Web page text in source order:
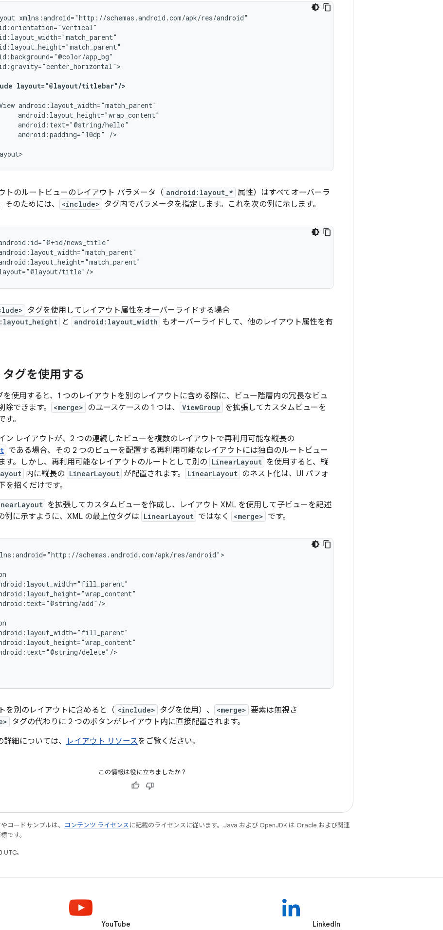
layout="@layout/titlebar"/>
android:padding="10dp"
トのルートビューのレイアウト パラメータ（ android:layout_* 属性）はすべてオーバーラ
そのためには、
<include> タグ内でパラメータを指定します。これを次の例に示します。
title"/>
タグを使用してレイアウト属性をオーバーライドする場合
と android:layout_width もオーバーライドして、他のレイアウト属性を有
グを使用する
を使用すると、1 つのレイアウトを別のレイアウトに含める際に、ビュー階層内の冗長なビュ
除できます。
<merge> のユースケースの 1 つは、 ViewGroup を拡張してカスタムビューを
。
ン レイアウトが、2 つの連続したビューを複数のレイアウトで再利用可能な縦長の
である場合、その 2 つのビューを配置する再利用可能なレイアウトには独自のルートビュー
す。しかし、再利用可能なレイアウトのルートとして別の LinearLayout を使用すると、縦
内に縦長の LinearLayout が配置されます。 LinearLayout のネスト化は、UI パフォ
を招くだけです。
を拡張してカスタムビューを作成し、レイアウト XML を使用して子ビューを記述
例に示すように、XML の最上位タグは LinearLayout ではなく <merge> です。
schemas.android.com/apk/res/android">
add"/>
delete"/>
を別のレイアウトに含めると（ <include> タグを使用）、 <merge> 要素は無視さ
タグの代わりに 2 つのボタンがレイアウト内に直接配置されます。
詳細については、 レイアウト リソースをご覧ください。
この情報は役に立ちましたか？
コードサンプルは、 コンテンツ ライセンスに記載のライセンスに従います。Java および OpenJDK は Oracle および関連
です。
。
YouTube
LinkedIn